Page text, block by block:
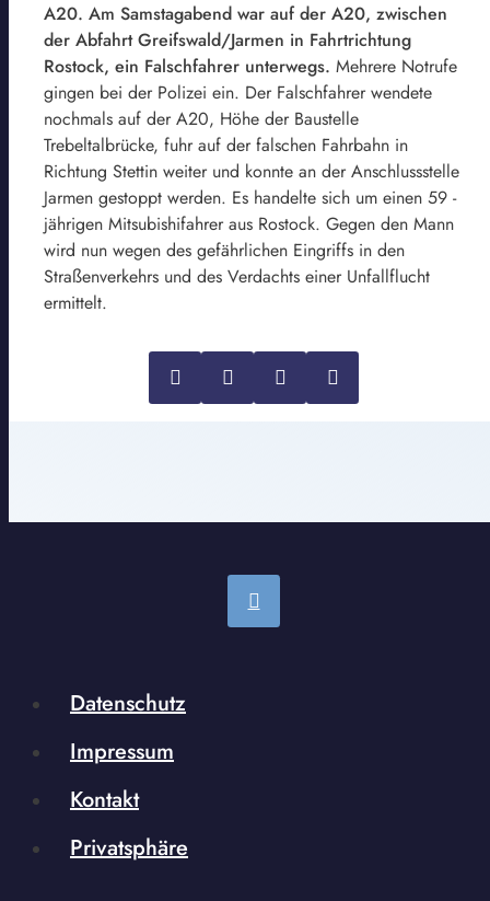
A20. Am Samstagabend war auf der A20, zwischen
der Abfahrt Greifswald/Jarmen in Fahrtrichtung
Rostock, ein Falschfahrer unterwegs. Mehrere Notrufe
gingen bei der Polizei ein. Der Falschfahrer wendete
nochmals auf der A20, Höhe der Baustelle
Trebeltalbrücke, fuhr auf der falschen Fahrbahn in
Richtung Stettin weiter und konnte an der Anschlussstelle
Jarmen gestoppt werden. Es handelte sich um einen 59 -
jährigen Mitsubishifahrer aus Rostock. Gegen den Mann
wird nun wegen des gefährlichen Eingriffs in den
Straßenverkehrs und des Verdachts einer Unfallflucht
ermittelt.
Datenschutz
Impressum
Kontakt
Privatsphäre